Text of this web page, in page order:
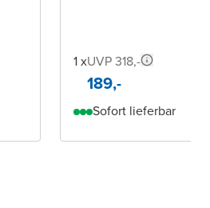
1 xUVP 318,-
189,-
Sofort lieferbar